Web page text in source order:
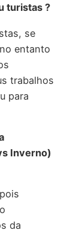
turistas ?
se
entanto
trabalhos
para
Inverno)
da